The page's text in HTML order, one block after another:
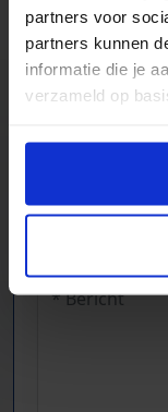
partners voor
partners kunnen
informatie die je
verzameld op